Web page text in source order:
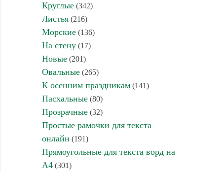
Круглые(342)
Листья(216)
Морские(136)
На стену(17)
Новые(201)
Овальные(265)
К осенним праздникам(141)
Пасхальные(80)
Прозрачные(32)
Простые рамочки для текста
онлайн (191)
Прямоугольные для текста ворд на
А4(301)